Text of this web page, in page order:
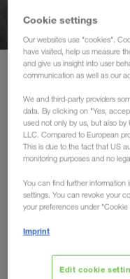
Экологичные
Коммуникация
Клиентский портал
Отрасли
Продукты и услуги
Отрасли
Компания LKW
репутацией, так и для
зависимости от
дорог и
Cookie settings
Our websites use "cookies".
have visited, help us measure
and give us insight into user
communication as well as our
We and third-party providers
data. By clicking on "Yes,
used not only by us, but also
LLC. Compared to European
This is due to the fact that US
monitoring purposes and no
You can find further information
settings. You can revoke your
your preferences under
Imprint
Edit cookie